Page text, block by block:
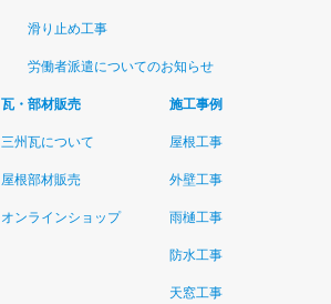
滑り止め工事
労働者派遣についてのお知らせ
瓦・部材販売
三州瓦について
屋根部材販売
オンラインショップ
施工事例
屋根工事
外壁工事
雨樋工事
防水工事
天窓工事